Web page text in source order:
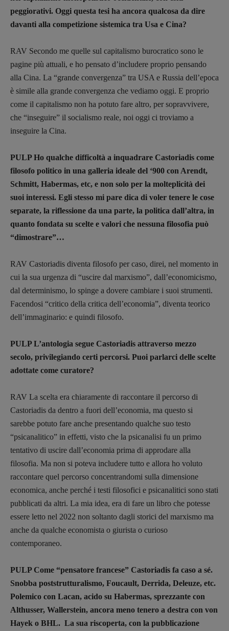
Copyright © 2018 – 2023 Pulp Magazine –
Associazione Pulp Magazine – registrazione
97943720157 –Privacy
peggiorativi. Oggi questa tesi ha ancora qualcosa da dire
davanti alla competizione sistemica tra Usa e Cina?
RAV Secondo me quelle sul capitalismo burocratico sono le
pagine più attuali, e ho pensato d’includere proprio pensando
alla Cina. La “grande convergenza” tra USA e Russia dell’epoca
è simile alla grande convergenza che vediamo oggi. E proprio
come il capitalismo non ha potuto fare altro, per sopravvivere,
che “inseguire” il socialismo reale, noi oggi ci troviamo a
inseguire la Cina.
PULP Ho qualche difficoltà a inquadrare Castoriadis come
filosofo politico in una galleria ideale del ‘900 con Arendt,
Schmitt, Habermas, etc, e non solo per la molteplicità dei
suoi interessi. Egli stesso mi pare dica di voler tenere le cose
separate, la riflessione da una parte, la politica dall’altra, in
quanto fondata su scelte e valori che nessuna filosofia può
“dimostrare”…
RAV Castoriadis diventa filosofo per caso, direi, nel momento in
cui la sua urgenza di “uscire dal marxismo”, dall’economicismo,
dal determinismo, lo spinge a dovere cambiare i suoi strumenti.
Facendosi “critico della critica dell’economia”, diventa teorico
dell’immaginario: e quindi filosofo.
PULP L’antologia segue Castoriadis attraverso mezzo
secolo, privilegiando certi percorsi. Puoi parlarci delle scelte
adottate come curatore?
RAV La scelta era chiaramente di raccontare il percorso di
Castoriadis da dentro a fuori dell’economia, ma questo si
sarebbe potuto fare anche presentando qualche suo testo
“psicanalitico” in effetti, visto che la psicanalisi fu un primo
tentativo di uscire dall’economia prima di approdare alla
filosofia. Ma non si poteva includere tutto e allora ho voluto
raccontare quel percorso concentrandomi sulla dimensione
economica, anche perché i testi filosofici e psicanalitici sono stati
pubblicati da altri. La mia idea, era di fare un libro che potesse
essere letto nel 2022 non soltanto dagli storici del marxismo ma
anche da qualche economista o giurista o curioso
contemporaneo.
PULP Come “pensatore francese” Castoriadis fa caso a sé.
Snobba poststrutturalismo, Foucault, Derrida, Deleuze, etc.
Polemico con Lacan, acido su Habermas, sprezzante con
Althusser, Wallerstein, ancora meno tenero a destra con von
Hayek o BHL. La sua riscoperta, con la pubblicazione